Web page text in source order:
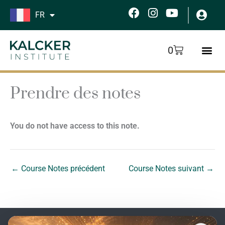
Aller
FR
F
c
o
k
I
s
g
Y
u
t
u
b
0
Panier
Prendre des notes
You do not have access to this note.
← Course Notes précédent Course Notes suivant →